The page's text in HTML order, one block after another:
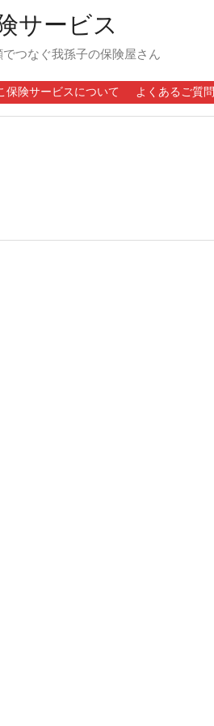
つなぐ我孫子の保険屋さん
保険サービスについて よくあるご質問